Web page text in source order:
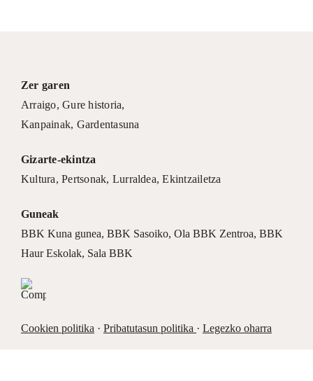
Zer garen
Arraigo,Gure historia,
Kanpainak, Gardentasuna
Gizarte-ekintza
Kultura,Pertsonak, Lurraldea,Ekintzailetza
Guneak
BBK Kuna gunea, BBK Sasoiko, Ola BBK Zentroa, BBK
Haur Eskolak, Sala BBK
Cookien politika · Pribatutasun politika · Legezko oharra